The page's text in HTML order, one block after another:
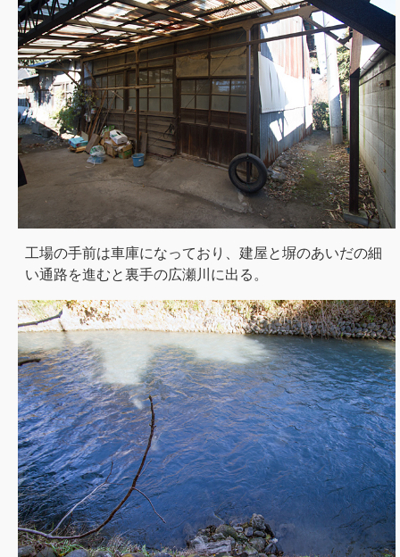
工場の手前は車庫になっており、建屋と塀のあいだの細
い通路を進むと裏手の広瀬川に出る。